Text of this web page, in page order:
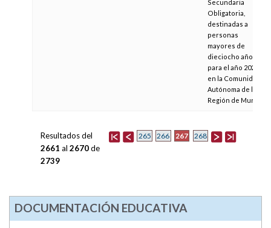
Secundaria
Obligatoria,
destinadas a
personas
mayores de
dieciocho años,
para el año 2021,
en la Comunidad
Autónoma de la
Región de Murcia
265 266 267 268
Resultados del
2661 al 2670de
2739
DOCUMENTACIÓN EDUCATIVA